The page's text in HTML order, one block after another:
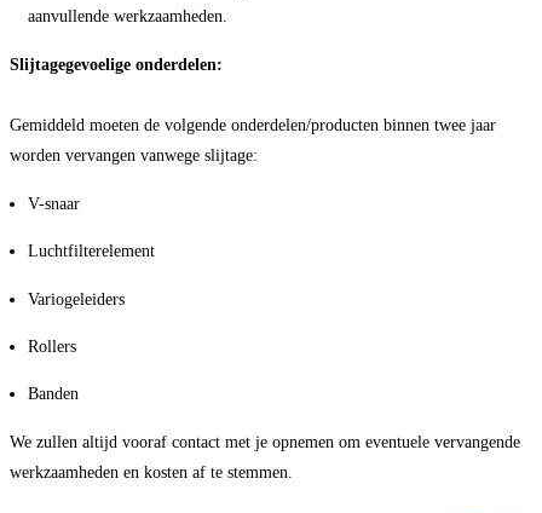
aanvullende werkzaamheden.
Slijtagegevoelige onderdelen:
Gemiddeld moeten de volgende onderdelen/producten binnen twee jaar
worden vervangen vanwege slijtage:
V-snaar
Luchtfilterelement
Variogeleiders
Rollers
Banden
We zullen altijd vooraf contact met je opnemen om eventuele vervangende
werkzaamheden en kosten af te stemmen.